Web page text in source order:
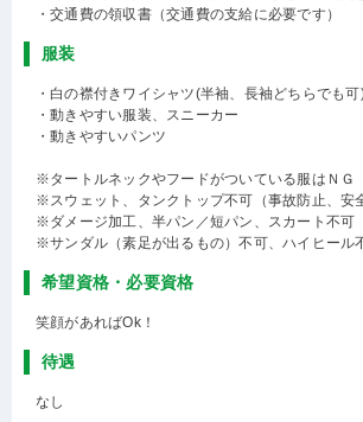
・交通費の領収書（交通費の支給に必要です）
服装
・白の襟付きワイシャツ(半袖、長袖どちらでも可
・動きやすい服装、スニーカー
・動きやすいパンツ
※タートルネックやフードがついている服はＮＧ
※スウェット、タンクトップ不可（事故防止、安
※ダメージ加工、半パン／短パン、スカート不可
※サンダル（素足が出るもの）不可、ハイヒール
希望資格・必要資格
笑顔があればOk！
待遇
なし